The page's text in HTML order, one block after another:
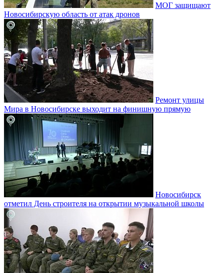
МОГ защищают
Новосибирскую область от атак дронов
Ремонт улицы
Мира в Новосибирске выходит на финишную прямую
Новосибирск
отметил День строителя на открытии музыкальной школы